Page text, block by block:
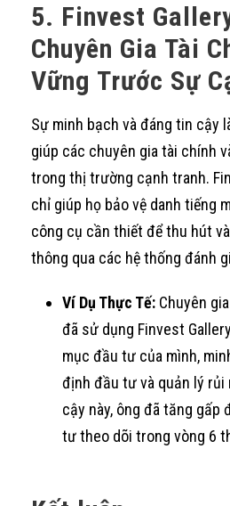
5. Finvest
Chuyên Gia Tài
Vững Trước Sự
Sự minh bạch và đáng tin cậy
giúp các chuyên gia tài chính
trong thị trường cạnh tranh.
chỉ giúp họ bảo vệ danh tiếng
công cụ cần thiết để thu hút
thông qua các hệ thống đánh
Ví Dụ Thực Tế: Chuyên
đã sử dụng Finvest
mục đầu tư của mình,
định đầu tư và quản lý rủi
cậy này, ông đã tăng gấp
tư theo dõi trong vòng 6